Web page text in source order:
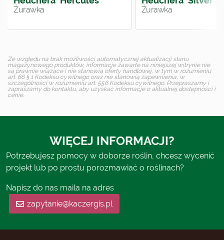
Żurawka Żurawka
Ze względu na brak możliwości automatycznej aktualizacji stanu
magazynowego produktów, informacje zawarte na niniejszej witrynie nie
są prawnie wiążące i nie stanowią oferty handlowej, w tym w rozumieniu
art. 66 § 1 Kodeksu cywilnego oraz nie stanowią zapewnienia, w
szczególności w rozumieniu art. 556 Kodeksu cywilnego. Przepraszamy i
zapraszamy do kontaktu, aby uzyskać informacje o aktualnej dostępności i
cenie.
WIĘCEJ INFORMACJI?
Potrzebujesz pomocy w doborze roślin, chcesz wycenić
projekt lub po prostu porozmawiać o roślinach?
Napisz do nas maila na adres
zapytanie@kaczergis.pl